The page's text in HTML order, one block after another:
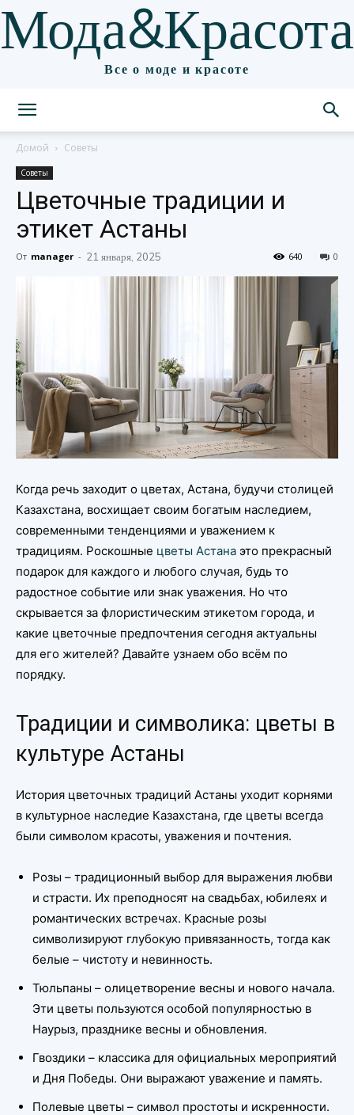
Мода&Красота
Все о моде и красоте
Домой Советы
Советы
Цветочные традиции и
этикет Астаны
От manager - 21 января, 2025 0
640
Когда речь заходит о цветах, Астана, будучи столицей
Казахстана, восхищает своим богатым наследием,
современными тенденциями и уважением к
традициям. Роскошные цветы Астана это прекрасный
подарок для каждого и любого случая, будь то
радостное событие или знак уважения. Но что
скрывается за флористическим этикетом города, и
какие цветочные предпочтения сегодня актуальны
для его жителей? Давайте узнаем обо всём по
порядку.
Традиции и символика: цветы в
культуре Астаны
История цветочных традиций Астаны уходит корнями
в культурное наследие Казахстана, где цветы всегда
были символом красоты, уважения и почтения.
Розы – традиционный выбор для выражения любви
и страсти. Их преподносят на свадьбах, юбилеях и
романтических встречах. Красные розы
символизируют глубокую привязанность, тогда как
белые – чистоту и невинность.
Тюльпаны – олицетворение весны и нового начала.
Эти цветы пользуются особой популярностью в
Наурыз, празднике весны и обновления.
Гвоздики – классика для официальных мероприятий
и Дня Победы. Они выражают уважение и память.
Полевые цветы – символ простоты и искренности.